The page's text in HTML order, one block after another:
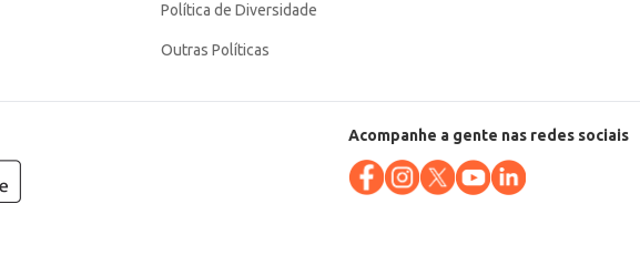
Política de Diversidade
Outras Políticas
Acompanhe a gente nas redes sociais